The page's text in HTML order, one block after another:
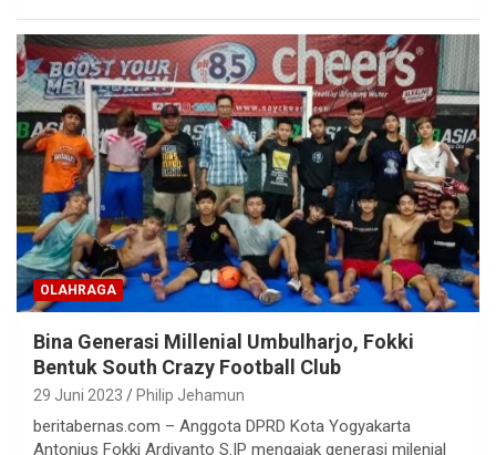
OLAHRAGA
Bina Generasi Millenial Umbulharjo, Fokki
Bentuk South Crazy Football Club
29 Juni 2023 Philip Jehamun
beritabernas.com – Anggota DPRD Kota Yogyakarta
Antonius Fokki Ardiyanto S.IP mengajak generasi milenial